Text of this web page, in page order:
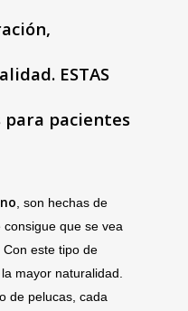
ESTAS
para pacientes
, son hechas de
que se vea
este tipo de
mayor naturalidad.
de pelucas, cada